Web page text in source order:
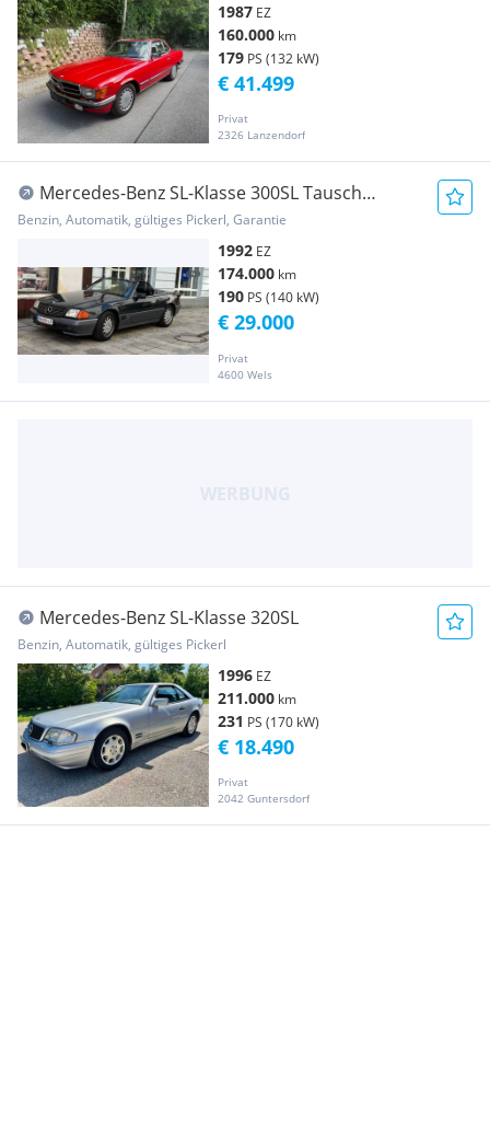
1987 EZ
160.000 km
179 PS (132 kW)
Privat
2326 Lanzendorf
€ 41.499
Mercedes-Benz SL-Klasse 300SL Tausch
möglich
Benzin, Automatik, gültiges Pickerl, Garantie
1992 EZ
174.000 km
190 PS (140 kW)
Privat
4600 Wels
€ 29.000
Mercedes-Benz SL-Klasse 320SL
Benzin, Automatik, gültiges Pickerl
1996 EZ
211.000 km
231 PS (170 kW)
Privat
2042 Guntersdorf
€ 18.490